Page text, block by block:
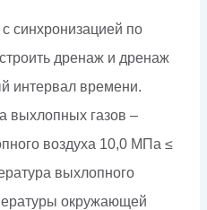
синхронизацией по
дренаж и дренаж
интервал времени.
выхлопных газов –
воздуха 10,0 МПа ≤
выхлопного
окружающей